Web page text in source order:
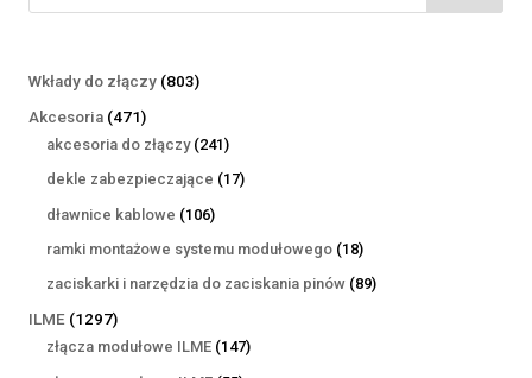
Wkłady do złączy 803803
Akcesoria 471471
produktów
akcesoria do złączy 241241
produktów
dekle zabezpieczające 1717
dławnice kablowe 106106
produktów
ramki montażowe systemu modułowego 1818
produktów
zaciskarki i narzędzia do zaciskania pinów 8989
ILME 12971297
produktów
złącza modułowe ILME 147147